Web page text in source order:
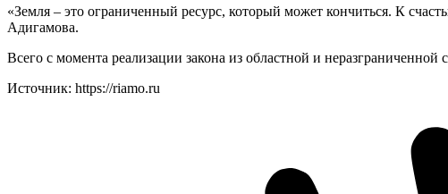
«Земля – это ограниченный ресурс, который может кончиться. К
Адигамова.
Всего с момента реализации закона из областной и
Источник: https://riamo.ru